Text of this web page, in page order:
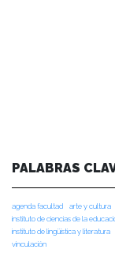
PALABRAS
agenda facultad arte y cultura
instituto de ciencias de la
instituto de lingüística y literatura
vinculación